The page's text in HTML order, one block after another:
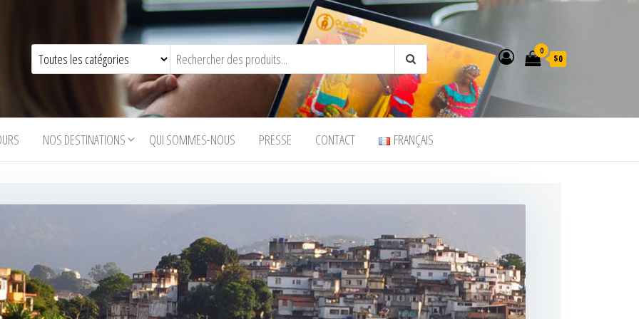
0
$0
NOS DESTINATIONS QUI SOMMES-NOUS PRESSE CONTACT FRANÇAIS